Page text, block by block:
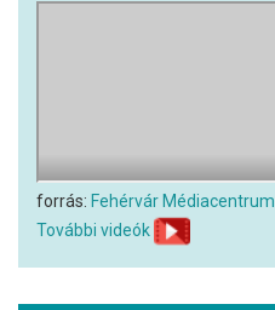
forrás: Fehérvár Médiacentrum
További videók